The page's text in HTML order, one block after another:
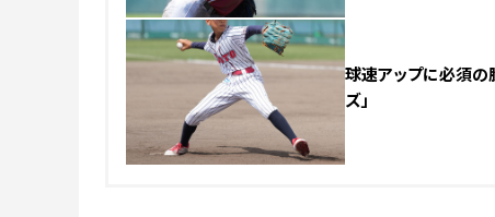
球速アップに必須の
ズ」